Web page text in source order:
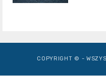
COPYRIGHT © -